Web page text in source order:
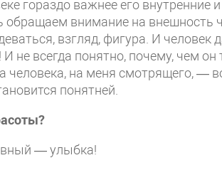
гораздо важнее его внутренние
внимание на внешность
взгляд, фигура. И человек
не всегда понятно, почему, чем
человека, на меня смотрящего, —
понятней.
— улыбка!